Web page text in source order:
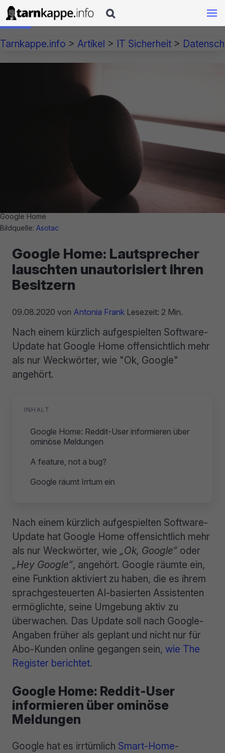

Tarnkappe.info > Artikel > IT Sicherheit >
Google Home
Bildquelle: Asotac
Google Home: Lautsprecher
lauschten unautorisiert ihren
Besitzern
09.08.2020 von Antonia Frank Lesezeit: 2 Min.
Nach einem kürzlich aufgespielten Software-
Update hat Google Home offensichtlich mehr
als nur Weckwörter, wie "Ok, Google"
angehört.
INHALT
Google Home: Reddit-User informieren über
ominöse Meldungen
A feature, not a bug?
Google räumt Irrtum ein
Nach einem kürzlich aufgespielten Software-
Update hat Google Home offensichtlich mehr
als nur Weckwörter, wie „Ok, Google“ oder
„Hey Google“, angehört. Google räumte ein,
eine Funktion aktiviert zu haben, die es ihrem
sprachgesteuerten AI-basierten Assistenten
ermöglichte, seine Umgebung aktiv zu
überwachen. Das Update soll nach Google-
Angaben früher als geplant und nicht nur für
Abo-Kunden online gegangen sein, wie The
Register berichtet.
Google Home: Reddit-User
informieren über ominöse
Meldungen
Google hat es irrtümlich Smart-Home-